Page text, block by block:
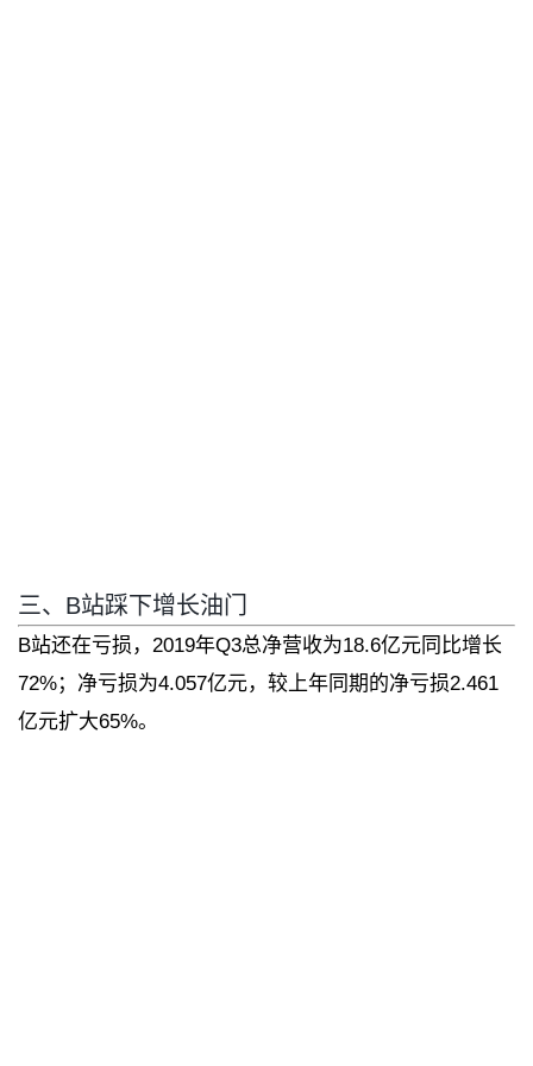
三、B站踩下增长油门
B站还在亏损，2019年Q3总净营收为18.6亿元同比增长
72%；净亏损为4.057亿元，较上年同期的净亏损2.461
亿元扩大65%。